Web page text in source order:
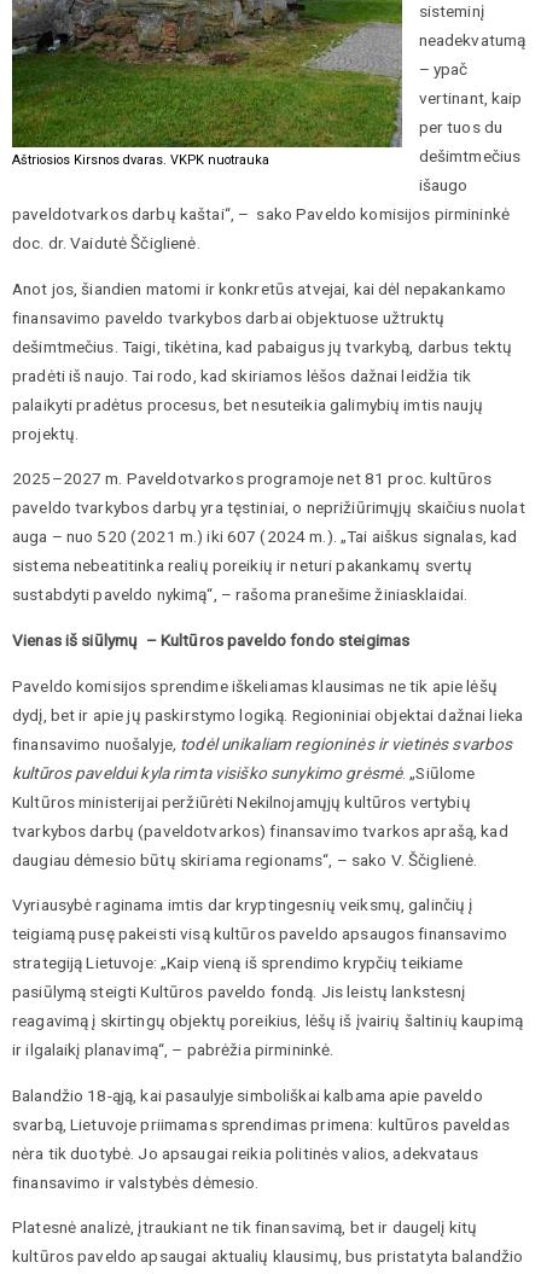
Aštriosios Kirsnos dvaras. VKPK nuotrauka
sisteminį
neadekvatumą
– ypač
vertinant, kaip
per tuos du
dešimtmečius
išaugo
paveldotvarkos darbų kaštai“, – sako Paveldo komisijos pirmininkė
doc. dr. Vaidutė Ščiglienė.
Anot jos, šiandien matomi ir konkretūs atvejai, kai dėl nepakankamo
finansavimo paveldo tvarkybos darbai objektuose užtruktų
dešimtmečius. Taigi, tikėtina, kad pabaigus jų tvarkybą, darbus tektų
pradėti iš naujo. Tai rodo, kad skiriamos lėšos dažnai leidžia tik
palaikyti pradėtus procesus, bet nesuteikia galimybių imtis naujų
projektų.
2025–2027 m. Paveldotvarkos programoje net 81 proc. kultūros
paveldo tvarkybos darbų yra tęstiniai, o neprižiūrimųjų skaičius nuolat
auga – nuo 520 (2021 m.) iki 607 (2024 m.). „Tai aiškus signalas, kad
sistema nebeatitinka realių poreikių ir neturi pakankamų svertų
sustabdyti paveldo nykimą“, – rašoma pranešime žiniasklaidai.
Vienas iš siūlymų – Kultūros paveldo fondo steigimas
Paveldo komisijos sprendime iškeliamas klausimas ne tik apie lėšų
dydį, bet ir apie jų paskirstymo logiką. Regioniniai objektai dažnai lieka
finansavimo nuošalyje, todėl unikaliam regioninės ir vietinės svarbos
kultūros paveldui kyla rimta visiško sunykimo grėsmė. „Siūlome
Kultūros ministerijai peržiūrėti Nekilnojamųjų kultūros vertybių
tvarkybos darbų (paveldotvarkos) finansavimo tvarkos aprašą, kad
daugiau dėmesio būtų skiriama regionams“, – sako V. Ščiglienė.
Vyriausybė raginama imtis dar kryptingesnių veiksmų, galinčių į
teigiamą pusę pakeisti visą kultūros paveldo apsaugos finansavimo
strategiją Lietuvoje: „Kaip vieną iš sprendimo krypčių teikiame
pasiūlymą steigti Kultūros paveldo fondą. Jis leistų lankstesnį
reagavimą į skirtingų objektų poreikius, lėšų iš įvairių šaltinių kaupimą
ir ilgalaikį planavimą“, – pabrėžia pirmininkė.
Balandžio 18-ąją, kai pasaulyje simboliškai kalbama apie paveldo
svarbą, Lietuvoje priimamas sprendimas primena: kultūros paveldas
nėra tik duotybė. Jo apsaugai reikia politinės valios, adekvataus
finansavimo ir valstybės dėmesio.
Platesnė analizė, įtraukiant ne tik finansavimą, bet ir daugelį kitų
kultūros paveldo apsaugai aktualių klausimų, bus pristatyta balandžio